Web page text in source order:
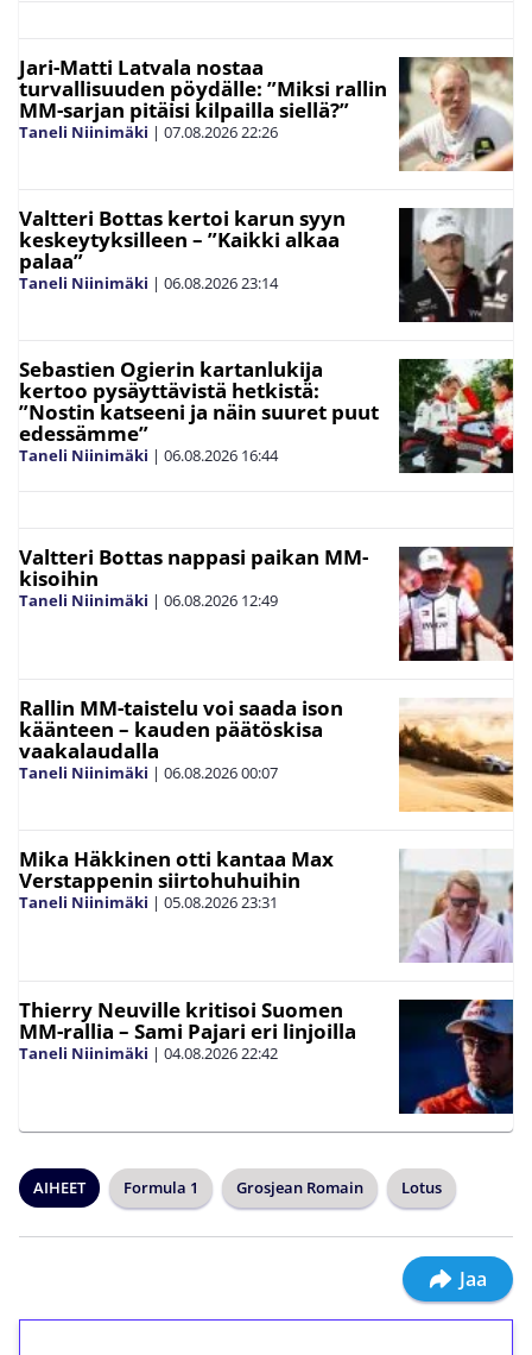
Jari-Matti Latvala nostaa
turvallisuuden pöydälle: ”Miksi rallin
MM-sarjan pitäisi kilpailla siellä?”
Taneli Niinimäki | 07.08.202622:26
Valtteri Bottas kertoi karun syyn
keskeytyksilleen – ”Kaikki alkaa
palaa”
Taneli Niinimäki | 06.08.202623:14
Sebastien Ogierin kartanlukija
kertoo pysäyttävistä hetkistä:
”Nostin katseeni ja näin suuret puut
edessämme”
Taneli Niinimäki | 06.08.2026 16:44
Valtteri Bottas nappasi paikan MM-
kisoihin
Taneli Niinimäki | 06.08.2026 12:49
Rallin MM-taistelu voi saada ison
käänteen – kauden päätöskisa
vaakalaudalla
Taneli Niinimäki | 06.08.202600:07
Mika Häkkinen otti kantaa Max
Verstappenin siirtohuhuihin
Taneli Niinimäki | 05.08.202623:31
Thierry Neuville kritisoi Suomen
MM-rallia – Sami Pajari eri linjoilla
Taneli Niinimäki | 04.08.202622:42
AIHEET Formula 1 Grosjean Romain Lotus
Jaa